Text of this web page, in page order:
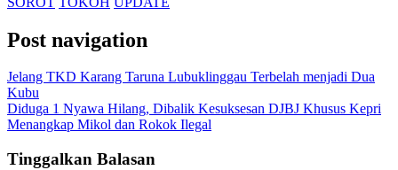
Post navigation
Jelang TKD Karang Taruna Lubuklinggau Terbelah menjadi Dua
Kubu
Diduga 1 Nyawa Hilang, Dibalik Kesuksesan DJBJ Khusus Kepri
Menangkap Mikol dan Rokok Ilegal
Tinggalkan Balasan